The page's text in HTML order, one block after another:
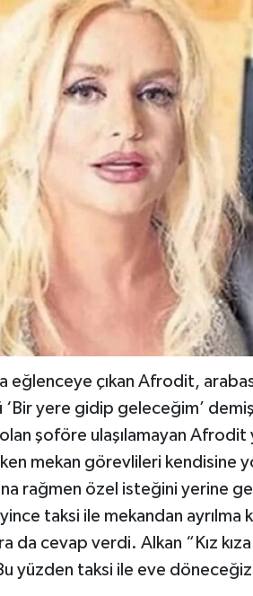
eğlenceye çıkan Afrodit,
yere gidip geleceğim’
olan şoföre ulaşılamayan
mekan görevlileri
rağmen özel isteğini yerine
taksi ile mekandan ayrılma
da cevap verdi. Alkan “Kız
yüzden taksi ile eve